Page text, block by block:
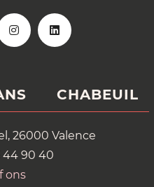
CHABEUIL
26000 Valence
44 90 40
ons